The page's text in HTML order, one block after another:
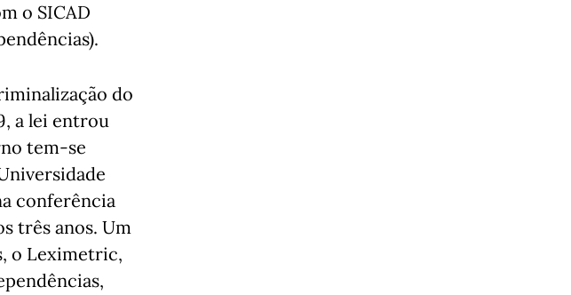
o SICAD
do
a lei entrou
tem-se
conferência
três anos. Um
o Leximetric,